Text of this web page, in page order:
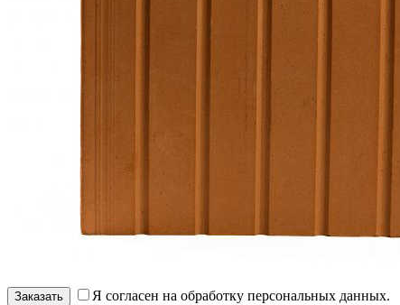
Заказать Я согласен на обработку персональных данных.